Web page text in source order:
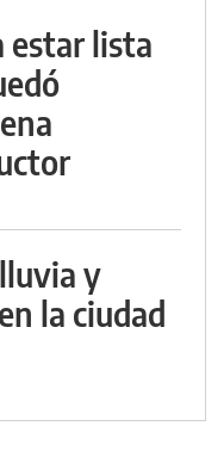
estar lista
y
la ciudad